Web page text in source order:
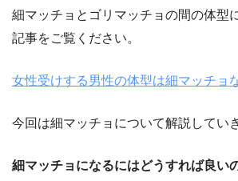
細マッチョとゴリマッチョの間の体型
記事をご覧ください。
女性受けする男性の体型は細マッチョ
今回は細マッチョについて解説してい
細マッチョになるにはどうすれば良い